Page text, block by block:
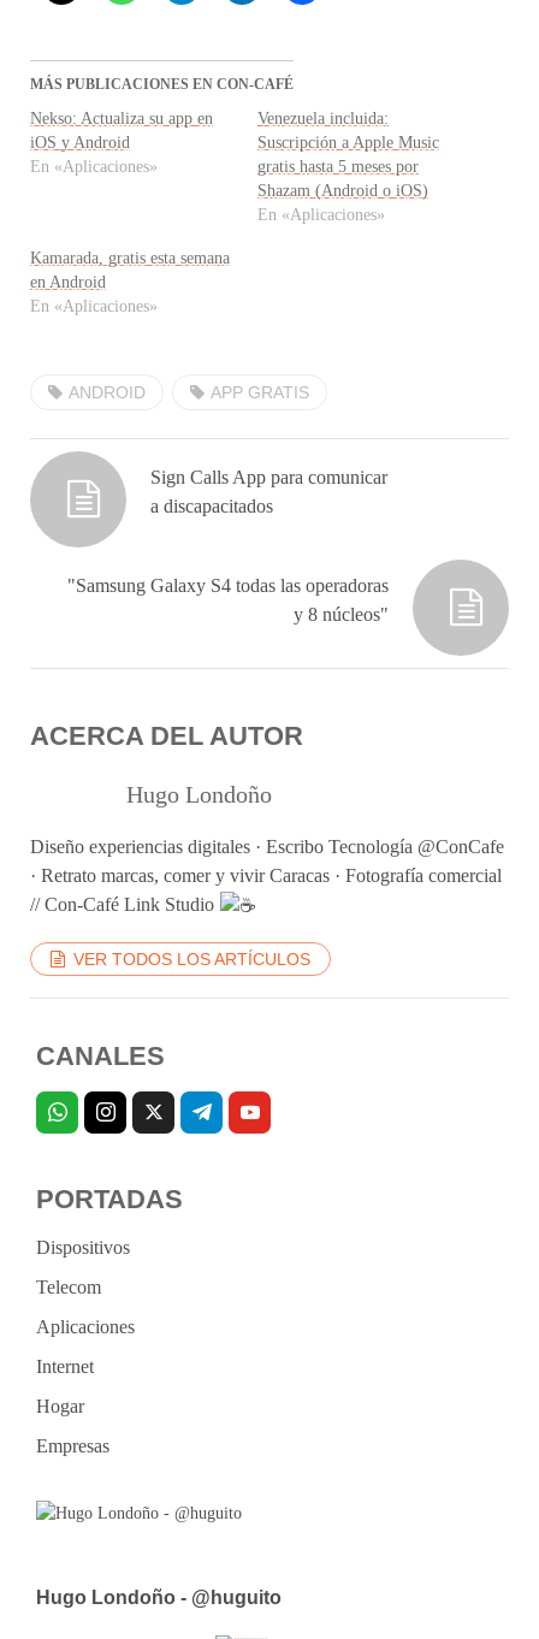
MÁS PUBLICACIONES EN CON-CAFÉ
Nekso: Actualiza su app en
iOS y Android
En «Aplicaciones»
Venezuela incluida:
Suscripción a Apple Music
gratis hasta 5 meses por
Shazam (Android o iOS)
En «Aplicaciones»
Kamarada, gratis esta semana
en Android
En «Aplicaciones»
ANDROID APP GRATIS
Sign Calls App para comunicar
a discapacitados
"Samsung Galaxy S4 todas las operadoras
y 8 núcleos"
ACERCA DEL AUTOR
Hugo Londoño
Diseño experiencias digitales · Escribo Tecnología @ConCafe
· Retrato marcas, comer y vivir Caracas · Fotografía comercial
// Con-Café Link Studio
VER TODOS LOS ARTÍCULOS
CANALES
PORTADAS
Dispositivos
Telecom
Aplicaciones
Internet
Hogar
Empresas
Hugo Londoño - @huguito